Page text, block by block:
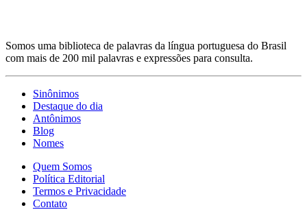
Somos uma biblioteca de palavras da língua portuguesa do Brasil
com mais de 200 mil palavras e expressões para consulta.
Sinônimos
Destaque do dia
Antônimos
Blog
Nomes
Quem Somos
Política Editorial
Termos e Privacidade
Contato